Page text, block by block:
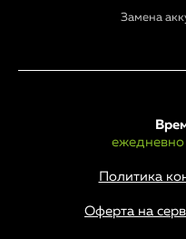
Замена
Политика
Оферта на